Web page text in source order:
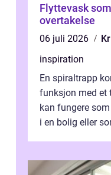
Flyttevask
overtakelse
06 juli 2026
inspiration
En spiraltrapp
funksjon med et
kan fungere
i en bolig eller